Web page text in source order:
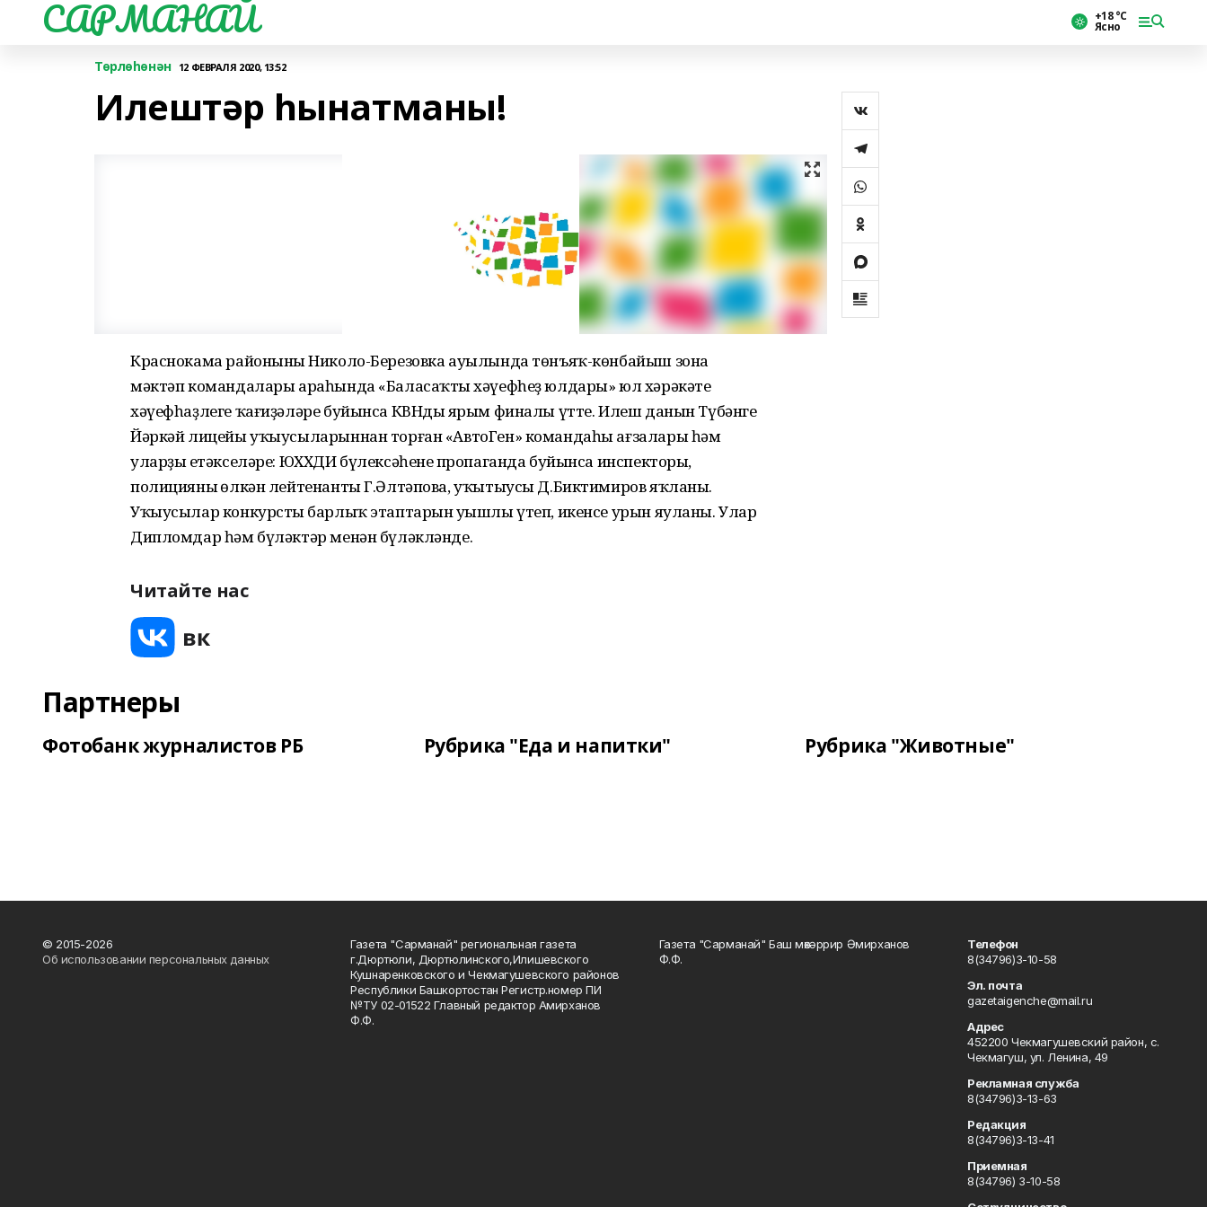
САРМАНАЙ +18 °С
Ясно
Төрлөһөнән 12 ФЕВРАЛЯ 2020, 13:52
Илештәр һынатманы!
Краснокама районының Николо-Березовка ауылында төнъяҡ-көнбайыш зона
мәктәп командалары араһында «Баласаҡтың хәүефһеҙ юлдары» юл хәрәкәте
хәүефһаҙлеге ҡағиҙәләре буйынса КВНдың ярым финалы үтте. Илеш данын Түбәнге
Йәркәй лицейы уҡыусыларыннан торған «АвтоГен» командаһы ағзалары һәм
уларҙың етәкселәре: ЮХХДИ бүлексәһенең пропаганда буйынса инспекторы,
полицияның өлкән лейтенанты Г.Әлтәпова, уҡытыусы Д.Биктимиров яҡланы.
Уҡыусылар конкурстың барлыҡ этаптарын уңышлы үтеп, икенсе урын яуланы. Улар
Дипломдар һәм бүләктәр менән бүләкләнде.
Читайте нас
Партнеры
Фотобанк журналистов РБ Рубрика "Еда и напитки" Рубрика "Животные"
© 2015-2026
Об использовании персональных данных
Газета "Сарманай" региональная газета
г.Дюртюли, Дюртюлинского,Илишевского
Кушнаренковского и Чекмагушевского районов
Республики Башкортостан Регистр.номер ПИ
№ТУ 02-01522 Главный редактор Амирханов
Ф.Ф.
Газета "Сарманай" Баш мөхәррир Әмирханов
Ф.Ф.
Телефон
8(34796)3-10-58
Эл. почта
gazetaigenche@mail.ru
Адрес
452200 Чекмагушевский район, с.
Чекмагуш, ул. Ленина, 49
Рекламная служба
8(34796)3-13-63
Редакция
8(34796)3-13-41
Приемная
8(34796) 3-10-58